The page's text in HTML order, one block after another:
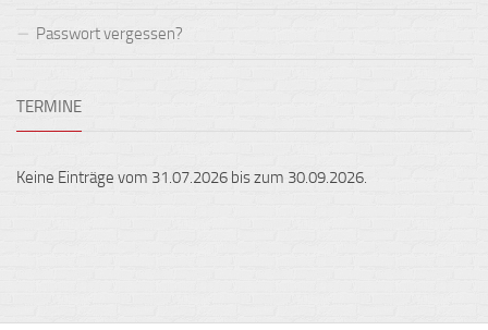
Passwort vergessen?
TERMINE
Keine Einträge vom 31.07.2026 bis zum 30.09.2026.